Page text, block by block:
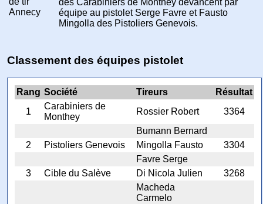
équipe au pistolet Serge Favre et Fausto
Mingolla des Pistoliers Genevois.
Classement des équipes pistolet
Rang Société Tireurs
Résultat
1
Carabiniers de
Monthey
Rossier Robert
3364
Bumann Bernard
2
Pistoliers Genevois Mingolla Fausto
3304
Favre Serge
3
Cible du Salève Di Nicola Julien
3268
Macheda
Carmelo